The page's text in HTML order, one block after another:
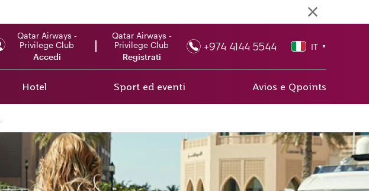
Qatar Airways -
Privilege Club
Accedi
Qatar Airways -
Privilege Club
Registrati
+974 4144 5544 IT ▼
Hotel Sport ed eventi Avios e Qpoints